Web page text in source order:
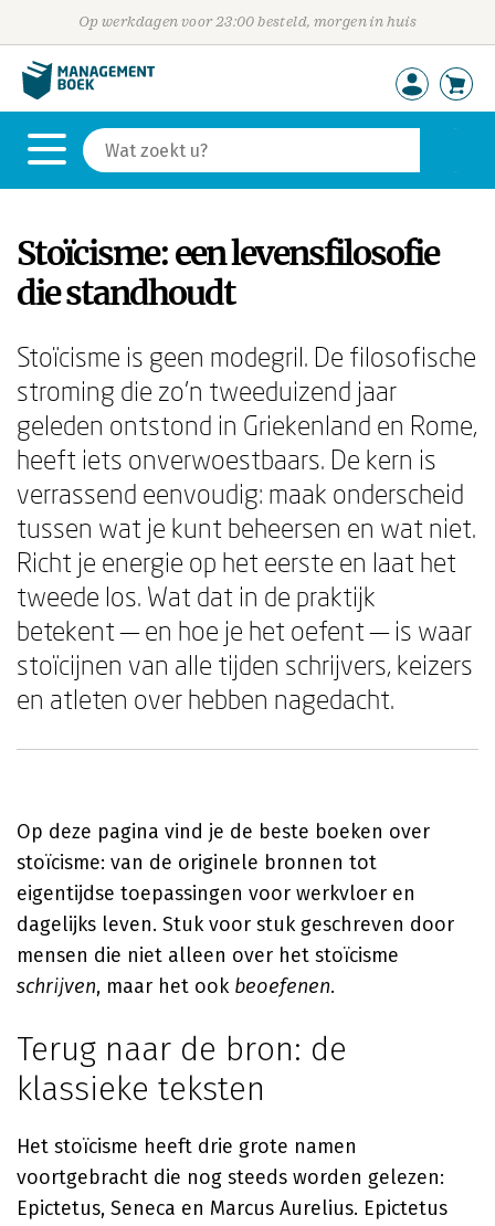
Op werkdagen voor 23:00 besteld, morgen in huis
Stoïcisme: een levensfilosofie
die standhoudt
Stoïcisme is geen modegril. De filosofische
stroming die zo'n tweeduizend jaar
geleden ontstond in Griekenland en Rome,
heeft iets onverwoestbaars. De kern is
verrassend eenvoudig: maak onderscheid
tussen wat je kunt beheersen en wat niet.
Richt je energie op het eerste en laat het
tweede los. Wat dat in de praktijk
betekent — en hoe je het oefent — is waar
stoïcijnen van alle tijden schrijvers, keizers
en atleten over hebben nagedacht.
Op deze pagina vind je de beste boeken over
stoïcisme: van de originele bronnen tot
eigentijdse toepassingen voor werkvloer en
dagelijks leven. Stuk voor stuk geschreven door
mensen die niet alleen over het stoïcisme
schrijven, maar het ook beoefenen.
Terug naar de bron: de
klassieke teksten
Het stoïcisme heeft drie grote namen
voortgebracht die nog steeds worden gelezen:
Epictetus, Seneca en Marcus Aurelius. Epictetus